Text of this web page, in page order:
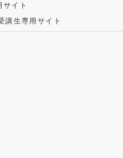
イト
講生専用サイト